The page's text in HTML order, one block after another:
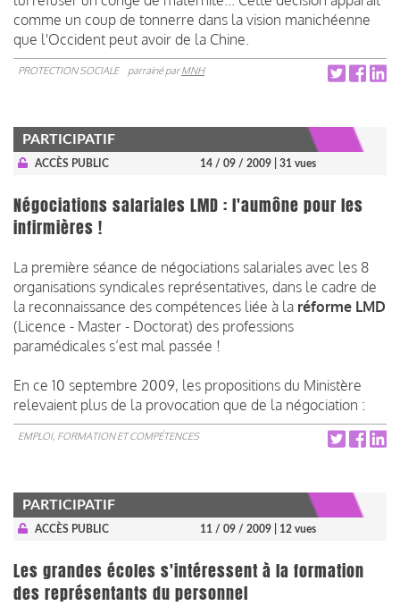
comme un coup de tonnerre dans la vision manichéenne
que l'Occident peut avoir de la Chine.
PROTECTION SOCIALE parrainé parMNH
PARTICIPATIF
ACCÈS PUBLIC 14 / 09 / 2009 | 31 vues
Négociations salariales LMD : l'aumône pour les
infirmières !
La première séance de négociations salariales avec les 8
organisations syndicales représentatives, dans le cadre de
la reconnaissance des compétences liée à la réforme LMD
(Licence - Master - Doctorat) des professions
paramédicales s’est mal passée !
En ce 10 septembre 2009, les propositions du Ministère
relevaient plus de la provocation que de la négociation :
EMPLOI, FORMATION ET COMPÉTENCES
PARTICIPATIF
ACCÈS PUBLIC 11 / 09 / 2009 | 12 vues
Les grandes écoles s'intéressent à la formation
des représentants du personnel